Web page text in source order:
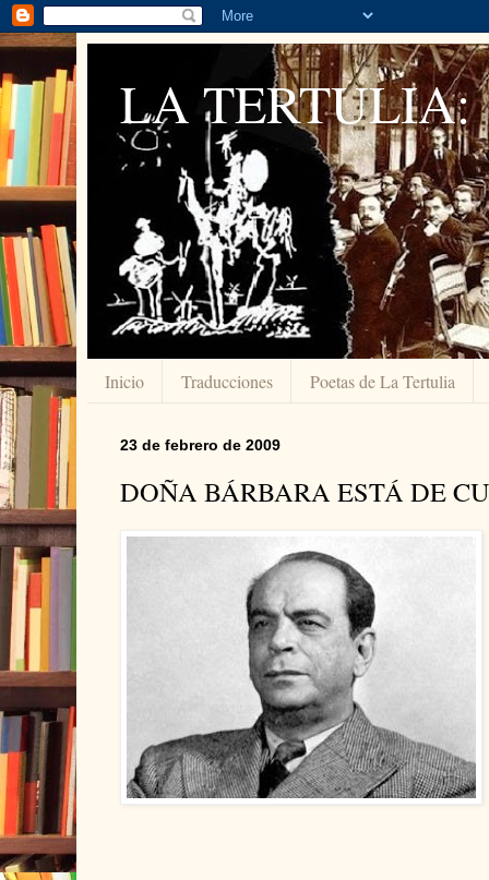
LA TERTULIA:
Inicio Traducciones Poetas de La Tertulia
23 de febrero de 2009
DOÑA BÁRBARA ESTÁ DE